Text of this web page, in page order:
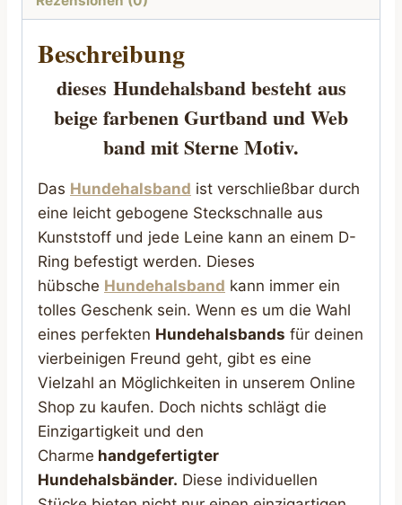
Beschreibung
dieses Hundehalsband besteht aus
beige farbenen Gurtband und Web
band mit Sterne Motiv.
Das Hundehalsband ist verschließbar durch
eine leicht gebogene Steckschnalle aus
Kunststoff und jede Leine kann an einem D-
Ring befestigt werden. Dieses
hübsche Hundehalsband kann immer ein
tolles Geschenk sein. Wenn es um die Wahl
eines perfekten Hundehalsbands für deinen
vierbeinigen Freund geht, gibt es eine
Vielzahl an Möglichkeiten in unserem Online
Shop zu kaufen. Doch nichts schlägt die
Einzigartigkeit und den
Charme handgefertigter
Hundehalsbänder. Diese individuellen